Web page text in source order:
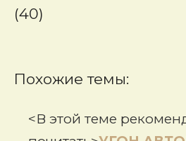
(40)
Похожие темы:
<В этой теме